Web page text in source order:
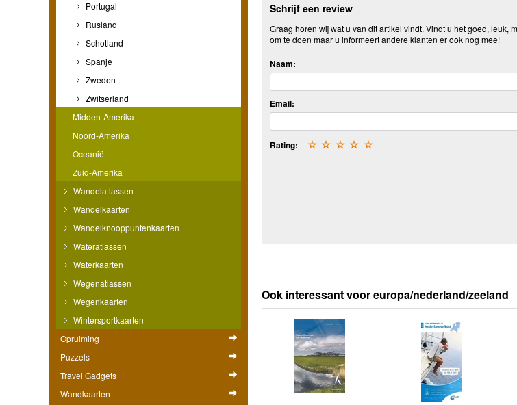
Portugal
Rusland
Schotland
Spanje
Zweden
Zwitserland
Midden-Amerika
Noord-Amerika
Oceanië
Zuid-Amerika
Wandelatlassen
Wandelkaarten
Wandelknooppuntenkaarten
Wateratlassen
Waterkaarten
Wegenatlassen
Wegenkaarten
Wintersportkaarten
Opruiming
Puzzels
Travel Gadgets
Wandkaarten
Schrijf een review
Graag horen wij wat u van dit artikel vindt. Vindt u het goed,
om te doen maar u informeert andere klanten er ook nog mee!
Naam:
Email:
Rating: ☆
☆
☆
☆
☆
Ook interessant voor europa/nederland/zeeland